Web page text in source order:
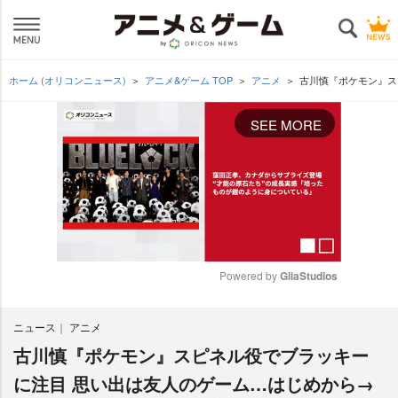
ホーム (オリコンニュース) アニメ&ゲーム TOP アニメ 古川慎『ポケモン』
SEE MORE
e
Powered by GliaStudios
ニュース アニメ
古川慎『ポケモン』スピネル役でブラッキー
に注目 思い出は友人のゲーム…はじめから→